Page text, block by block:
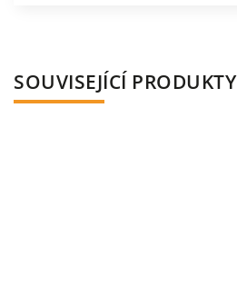
SOUVISEJÍCÍ PRODUKTY